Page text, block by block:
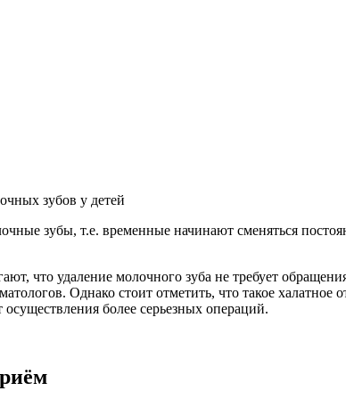
зубов у детей
зубы, т.е. временные начинают сменяться
что удаление молочного зуба не требует
Однако стоит отметить, что такое
осуществления более серьезных операций.